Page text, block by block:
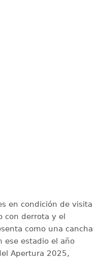
en condición de visita
con derrota y el
como una cancha
ese estadio el año
Apertura 2025,